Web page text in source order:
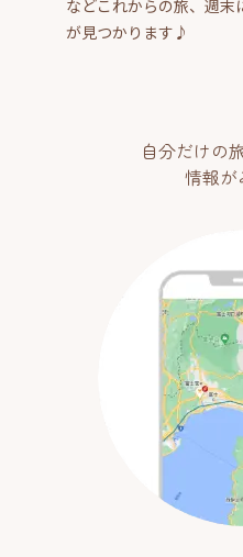
などこれからの旅、週末
が見つかります♪
自分だけの
情報が